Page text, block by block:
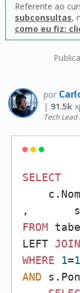
Referente ao
subconsultas,
como eu fiz:
por
| 91.5k
Tech
SELECT
,
FROM
LEFT JOIN
WHERE
1=1
AND